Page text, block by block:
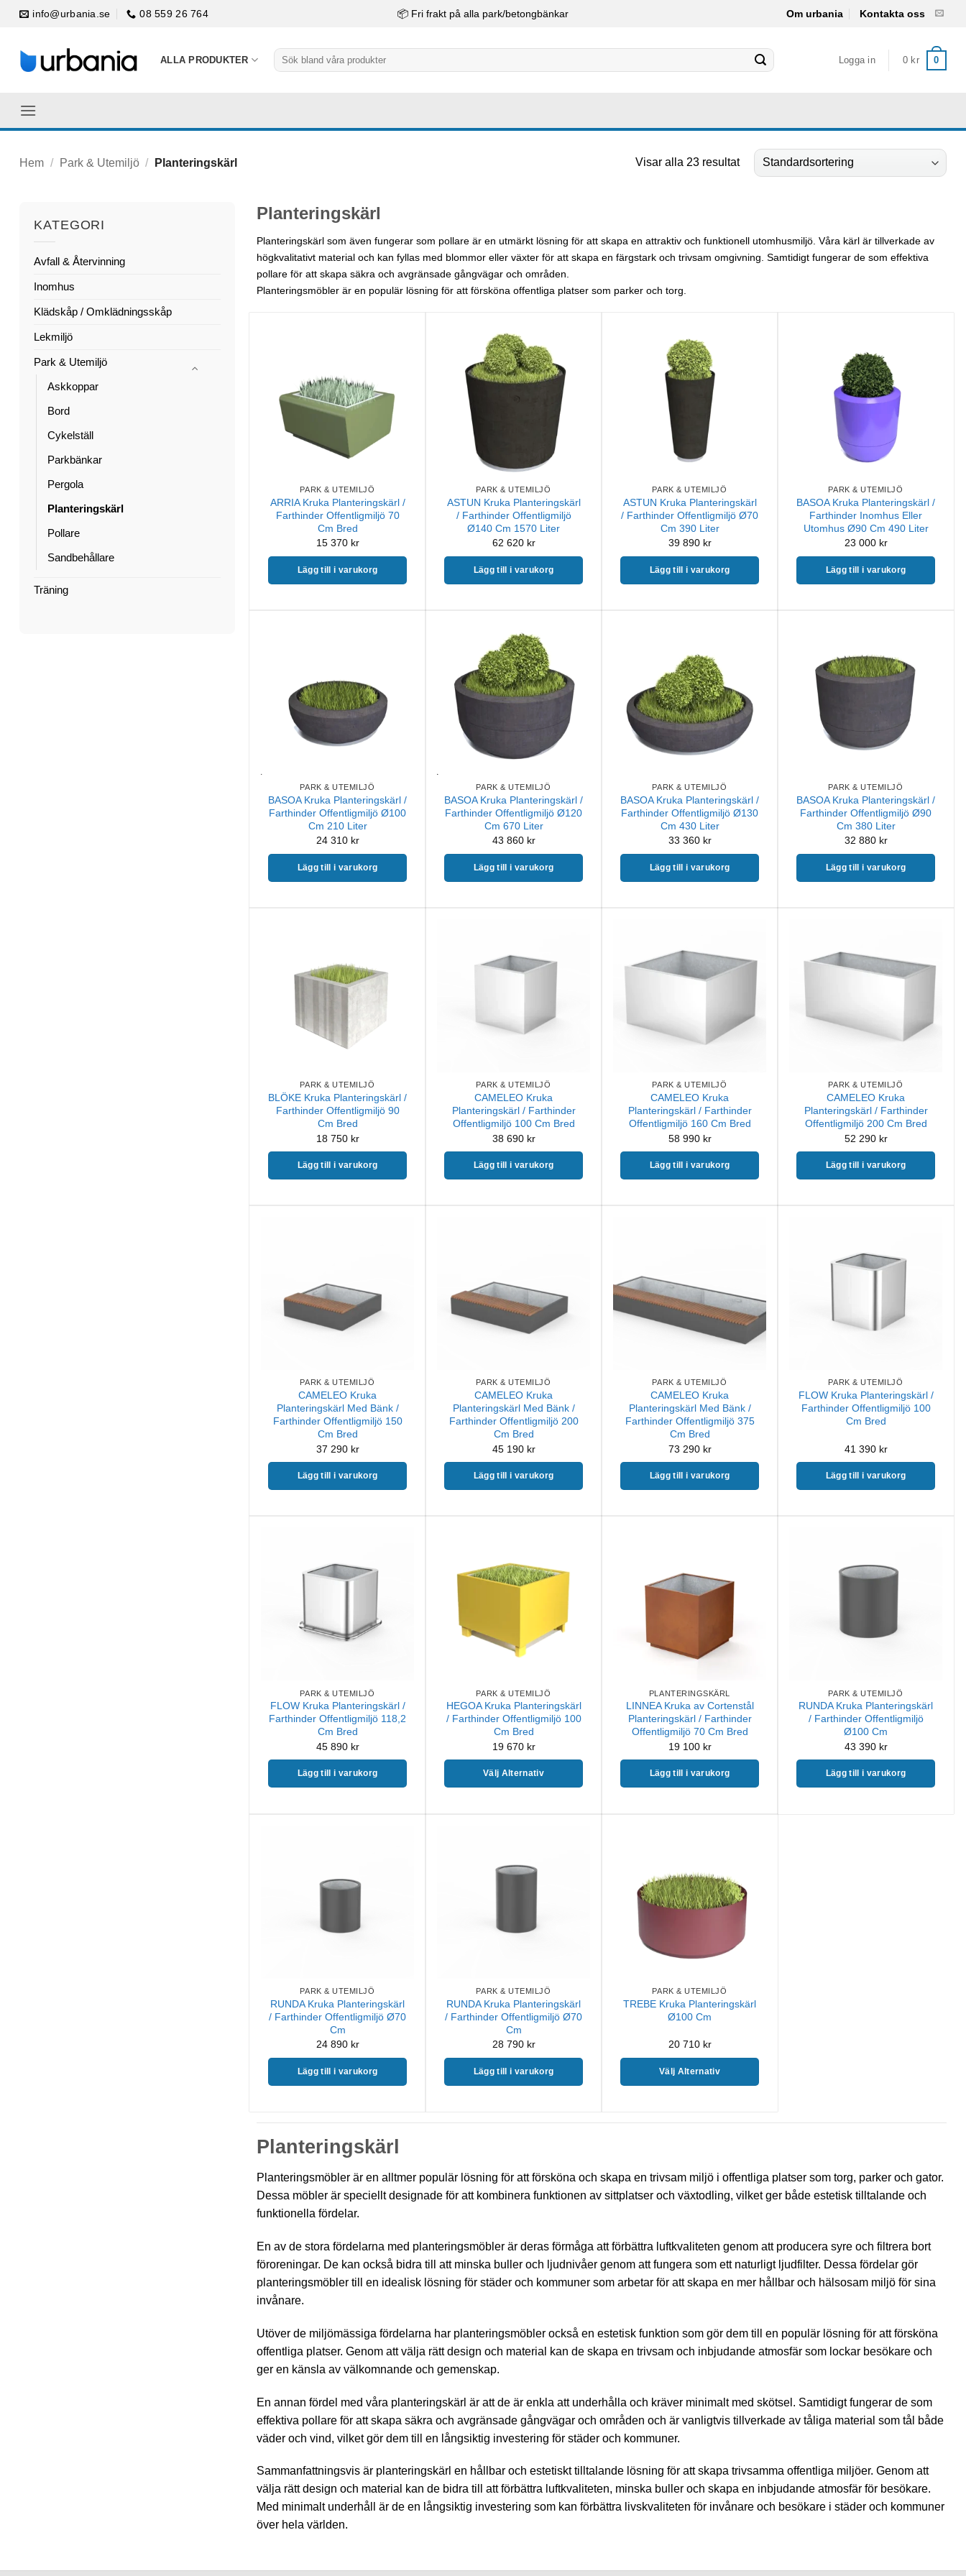
Skip
info@urbania.se 08 559 26 764 📦 Fri frakt på alla park/betongbänkar Om urbania Kontakta oss
ALLA PRODUKTER
Sök
efter:
Logga in 0 kr 0
Hem / Park & Utemiljö / Planteringskärl Visar alla 23 resultat
KATEGORI
Avfall & Återvinning
Inomhus
Klädskåp / Omklädningsskåp
Lekmiljö
Park & Utemiljö
Askkoppar
Bord
Cykelställ
Parkbänkar
Pergola
Planteringskärl
Pollare
Sandbehållare
Träning
Planteringskärl
Planteringskärl som även fungerar som pollare är en utmärkt lösning för att skapa en attraktiv och funktionell utomhusmiljö. Våra kärl är tillverkade av
högkvalitativt material och kan fyllas med blommor eller växter för att skapa en färgstark och trivsam omgivning. Samtidigt fungerar de som effektiva
pollare för att skapa säkra och avgränsade gångvägar och områden.
Planteringsmöbler är en populär lösning för att försköna offentliga platser som parker och torg.
PARK & UTEMILJÖ
ARRIA Kruka Planteringskärl /
Farthinder Offentligmiljö 70
Cm Bred
15 370 kr
Lägg till i varukorg
PARK & UTEMILJÖ
ASTUN Kruka Planteringskärl
/ Farthinder Offentligmiljö
Ø140 Cm 1570 Liter
62 620 kr
Lägg till i varukorg
PARK & UTEMILJÖ
ASTUN Kruka Planteringskärl
/ Farthinder Offentligmiljö Ø70
Cm 390 Liter
39 890 kr
Lägg till i varukorg
PARK & UTEMILJÖ
BASOA Kruka Planteringskärl /
Farthinder Inomhus Eller
Utomhus Ø90 Cm 490 Liter
23 000 kr
Lägg till i varukorg
PARK & UTEMILJÖ
BASOA Kruka Planteringskärl /
Farthinder Offentligmiljö Ø100
Cm 210 Liter
24 310 kr
Lägg till i varukorg
PARK & UTEMILJÖ
BASOA Kruka Planteringskärl /
Farthinder Offentligmiljö Ø120
Cm 670 Liter
43 860 kr
Lägg till i varukorg
PARK & UTEMILJÖ
BASOA Kruka Planteringskärl /
Farthinder Offentligmiljö Ø130
Cm 430 Liter
33 360 kr
Lägg till i varukorg
PARK & UTEMILJÖ
BASOA Kruka Planteringskärl /
Farthinder Offentligmiljö Ø90
Cm 380 Liter
32 880 kr
Lägg till i varukorg
PARK & UTEMILJÖ
BLÖKE Kruka Planteringskärl /
Farthinder Offentligmiljö 90
Cm Bred
18 750 kr
Lägg till i varukorg
PARK & UTEMILJÖ
CAMELEO Kruka
Planteringskärl / Farthinder
Offentligmiljö 100 Cm Bred
38 690 kr
Lägg till i varukorg
PARK & UTEMILJÖ
CAMELEO Kruka
Planteringskärl / Farthinder
Offentligmiljö 160 Cm Bred
58 990 kr
Lägg till i varukorg
PARK & UTEMILJÖ
CAMELEO Kruka
Planteringskärl / Farthinder
Offentligmiljö 200 Cm Bred
52 290 kr
Lägg till i varukorg
PARK & UTEMILJÖ
CAMELEO Kruka
Planteringskärl Med Bänk /
Farthinder Offentligmiljö 150
Cm Bred
37 290 kr
Lägg till i varukorg
PARK & UTEMILJÖ
CAMELEO Kruka
Planteringskärl Med Bänk /
Farthinder Offentligmiljö 200
Cm Bred
45 190 kr
Lägg till i varukorg
PARK & UTEMILJÖ
CAMELEO Kruka
Planteringskärl Med Bänk /
Farthinder Offentligmiljö 375
Cm Bred
73 290 kr
Lägg till i varukorg
PARK & UTEMILJÖ
FLOW Kruka Planteringskärl /
Farthinder Offentligmiljö 100
Cm Bred
41 390 kr
Lägg till i varukorg
PARK & UTEMILJÖ
FLOW Kruka Planteringskärl /
Farthinder Offentligmiljö 118,2
Cm Bred
45 890 kr
Lägg till i varukorg
PARK & UTEMILJÖ
HEGOA Kruka Planteringskärl
/ Farthinder Offentligmiljö 100
Cm Bred
19 670 kr
Välj Alternativ
PLANTERINGSKÄRL
LINNEA Kruka av Cortenstål
Planteringskärl / Farthinder
Offentligmiljö 70 Cm Bred
19 100 kr
Lägg till i varukorg
PARK & UTEMILJÖ
RUNDA Kruka Planteringskärl
/ Farthinder Offentligmiljö
Ø100 Cm
43 390 kr
Lägg till i varukorg
PARK & UTEMILJÖ
RUNDA Kruka Planteringskärl
/ Farthinder Offentligmiljö Ø70
Cm
24 890 kr
Lägg till i varukorg
PARK & UTEMILJÖ
RUNDA Kruka Planteringskärl
/ Farthinder Offentligmiljö Ø70
Cm
28 790 kr
Lägg till i varukorg
PARK & UTEMILJÖ
TREBE Kruka Planteringskärl
Ø100 Cm
20 710 kr
Välj Alternativ
Planteringskärl
Planteringsmöbler är en alltmer populär lösning för att försköna och skapa en trivsam miljö i offentliga platser som torg, parker och gator.
Dessa möbler är speciellt designade för att kombinera funktionen av sittplatser och växtodling, vilket ger både estetisk tilltalande och
funktionella fördelar.
En av de stora fördelarna med planteringsmöbler är deras förmåga att förbättra luftkvaliteten genom att producera syre och filtrera bort
föroreningar. De kan också bidra till att minska buller och ljudnivåer genom att fungera som ett naturligt ljudfilter. Dessa fördelar gör
planteringsmöbler till en idealisk lösning för städer och kommuner som arbetar för att skapa en mer hållbar och hälsosam miljö för sina
invånare.
Utöver de miljömässiga fördelarna har planteringsmöbler också en estetisk funktion som gör dem till en populär lösning för att försköna
offentliga platser. Genom att välja rätt design och material kan de skapa en trivsam och inbjudande atmosfär som lockar besökare och
ger en känsla av välkomnande och gemenskap.
En annan fördel med våra planteringskärl är att de är enkla att underhålla och kräver minimalt med skötsel. Samtidigt fungerar de som
effektiva pollare för att skapa säkra och avgränsade gångvägar och områden och är vanligtvis tillverkade av tåliga material som tål både
väder och vind, vilket gör dem till en långsiktig investering för städer och kommuner.
Sammanfattningsvis är planteringskärl en hållbar och estetiskt tilltalande lösning för att skapa trivsamma offentliga miljöer. Genom att
välja rätt design och material kan de bidra till att förbättra luftkvaliteten, minska buller och skapa en inbjudande atmosfär för besökare.
Med minimalt underhåll är de en långsiktig investering som kan förbättra livskvaliteten för invånare och besökare i städer och kommuner
över hela världen.